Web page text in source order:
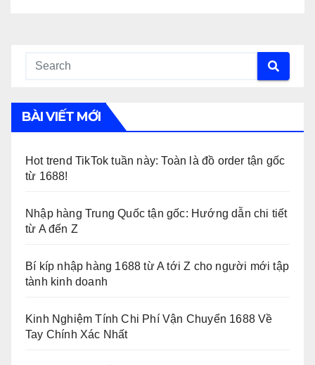
BÀI VIẾT MỚI
Hot trend TikTok tuần này: Toàn là đồ order tận gốc
từ 1688!
Nhập hàng Trung Quốc tận gốc: Hướng dẫn chi tiết
từ A đến Z
Bí kíp nhập hàng 1688 từ A tới Z cho người mới tập
tành kinh doanh
Kinh Nghiệm Tính Chi Phí Vận Chuyển 1688 Về
Tay Chính Xác Nhất